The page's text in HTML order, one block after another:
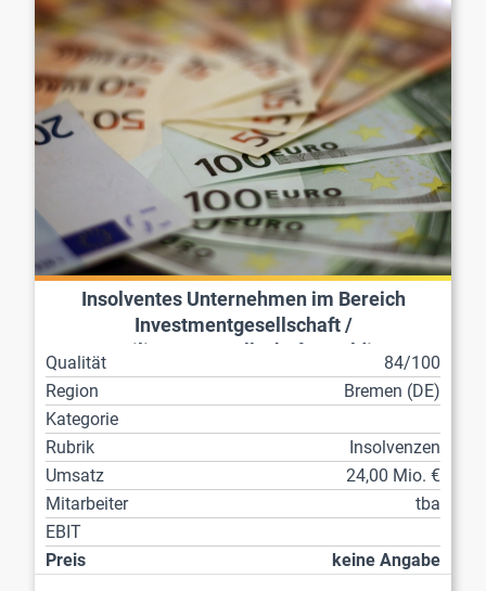
Insolventes Unternehmen im Bereich
Investmentgesellschaft /
Beteiligungsgesellschaft / Holding
Qualität
84/100
Region
Bremen (DE)
Kategorie
Rubrik
Insolvenzen
Umsatz
24,00 Mio. €
Mitarbeiter
tba
EBIT
Preis
keine Angabe